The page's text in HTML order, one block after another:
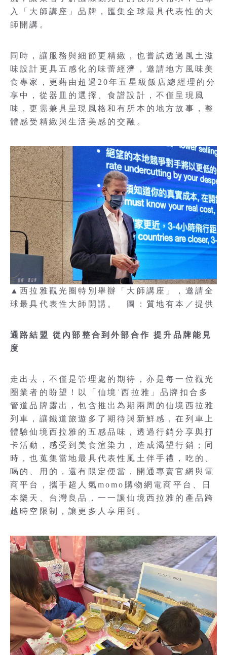
入「大師講座」品牌，匯集全球最具代表性的大
師開講。
同時，讓服務與細節更精緻，也嘗試透過風土滋
味設計更具五感化的味蕾經濟，邀請地方風味美
食專家，更藉由超過20年五星級飯店總經理的分
享中，從器皿的選擇、食譜設計，不僅呈現風
味，更需兼具呈現風格和有所本的地方故事，整
體感受精緻與生活美感的交融。
▲西拉雅觀光圈特別舉辦「大師講座」，邀請全
球最具代表性大師開講。 圖：質地有本／提供
通路結盟 從內部整合到外部合作 提升品牌能見
度
走出去，不僅是管理處的期待，亦是每一位觀光
圈業者的盼望！以「仙境˙西拉雅」品牌扣合多
管道品牌露出，包含推出為期兩周的仙境西拉雅
列車，讓鐵道旅遊多了期待與新鮮感，在列車上
體驗仙境西拉雅的五感品味，透過行銷分享與打
卡活動，感受到美食渲染力，造成渴望行銷；同
時，也蒐集當地最具代表性風土伴手禮，吃的、
喝的、用的，還有限定便當，開通專賣官網與電
商平台，攜手超人氣momo購物網電商平台、日
本樂天、台灣良品，一一讓仙境西拉雅的產品跨
越時空限制，讓更多人享用到。